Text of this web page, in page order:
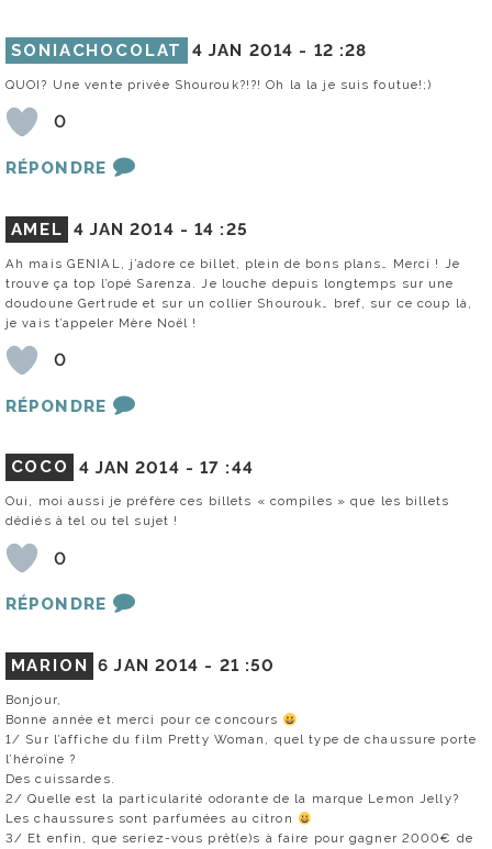
SONIACHOCOLAT 4 JAN 2014 - 12 :28
QUOI? Une vente privée Shourouk?!?! Oh la la je suis foutue!;)
0
RÉPONDRE
AMEL 4 JAN 2014 -14 :25
Ah mais GENIAL, j’adore ce billet, plein de bons plans… Merci ! Je
trouve ça top l’opé Sarenza. Je louche depuis longtemps sur une
doudoune Gertrude et sur un collier Shourouk… bref, sur ce coup là,
je vais t’appeler Mère Noël !
0
RÉPONDRE
COCO 4 JAN 2014 -17 :44
Oui, moi aussi je préfère ces billets « compiles » que les billets
dédiés à tel ou tel sujet !
0
RÉPONDRE
MARION 6 JAN 2014 - 21 :50
Bonjour,
Bonne année et merci pour ce concours
1/ Sur l’affiche du film Pretty Woman, quel type de chaussure porte
l’héroïne ?
Des cuissardes.
2/ Quelle est la particularité odorante de la marque Lemon Jelly?
Les chaussures sont parfumées au citron
3/ Et enfin, que seriez-vous prêt(e)s à faire pour gagner 2000€ de